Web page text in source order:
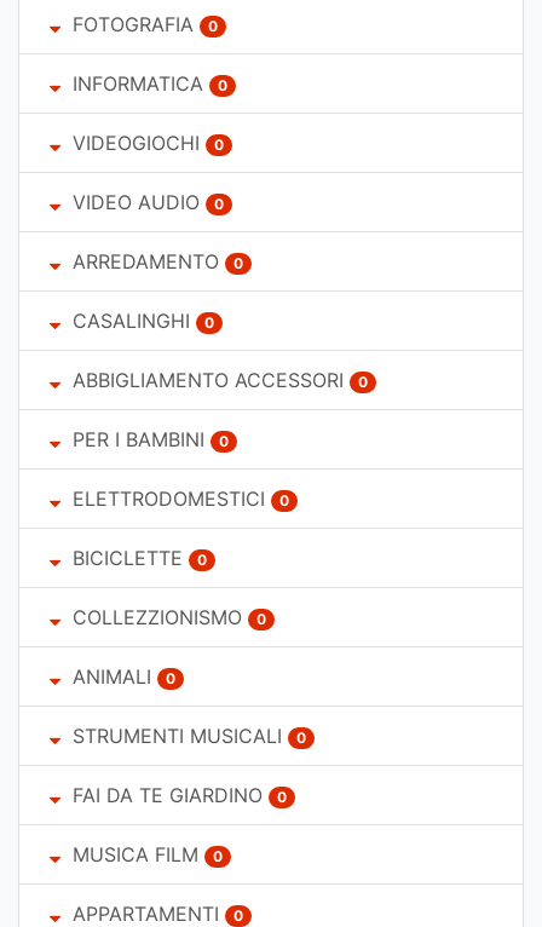
FOTOGRAFIA 0
INFORMATICA 0
VIDEOGIOCHI 0
VIDEO AUDIO 0
ARREDAMENTO 0
CASALINGHI 0
ABBIGLIAMENTO ACCESSORI 0
PER I BAMBINI 0
ELETTRODOMESTICI 0
BICICLETTE 0
COLLEZZIONISMO 0
ANIMALI 0
STRUMENTI MUSICALI 0
FAI DA TE GIARDINO 0
MUSICA FILM 0
APPARTAMENTI 0